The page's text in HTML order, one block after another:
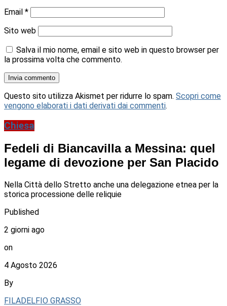
Email *
Sito web
Salva il mio nome, email e sito web in questo browser per
la prossima volta che commento.
Questo sito utilizza Akismet per ridurre lo spam. Scopri come
vengono elaborati i dati derivati dai commenti.
Chiesa
Fedeli di Biancavilla a Messina: quel
legame di devozione per San Placido
Nella Città dello Stretto anche una delegazione etnea per la
storica processione delle reliquie
Published
2 giorni ago
on
4 Agosto 2026
By
FILADELFIO GRASSO